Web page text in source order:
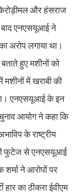
और हंसराज
बाद एनएसयूआई ने
अरोप लगाया था।
हुए मशीनों को
में खराबी की
एनएसयूआई के इन
आयोग ने कहा कि
के राष्ट्रीय
फुटेज से एनएसयूआई
ने आरोपों पर
का ठीकरा ईवीएम